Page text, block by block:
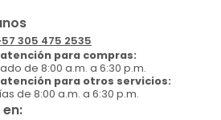
305 475 2535
para compras:
de 8:00 a.m. a 6:30 p.m.
para otros servicios:
de 8:00 a.m. a 6:30 p.m.